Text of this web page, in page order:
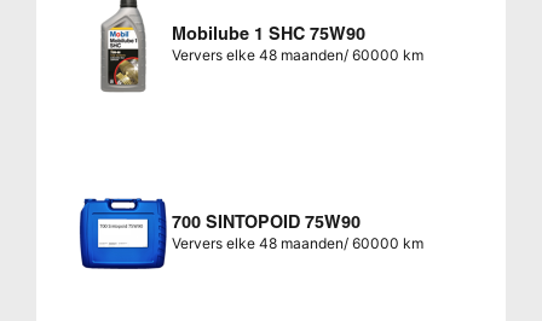
Mobilube 1 SHC 75W90
Ververs elke 48 maanden/ 60000 km
700 SINTOPOID 75W90
Ververs elke 48 maanden/ 60000 km